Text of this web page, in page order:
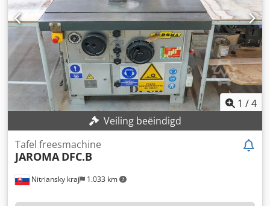
1 /4
Veiling beëindigd
Nitriansky kraj 1.033 km
Tafel freesmachine
JAROMA DFC.B